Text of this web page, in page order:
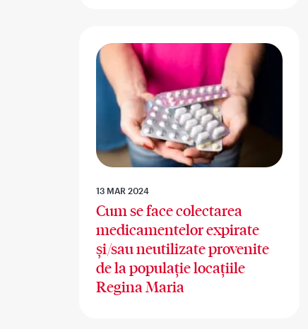
13 MAR 2024
Cum se face colectarea
medicamentelor expirate
și/sau neutilizate provenite
de la populație locațiile
Regina Maria